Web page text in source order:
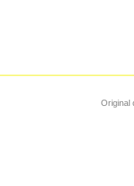
Original